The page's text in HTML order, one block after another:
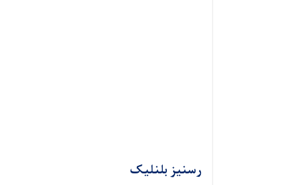
رسنیز بلنلیک